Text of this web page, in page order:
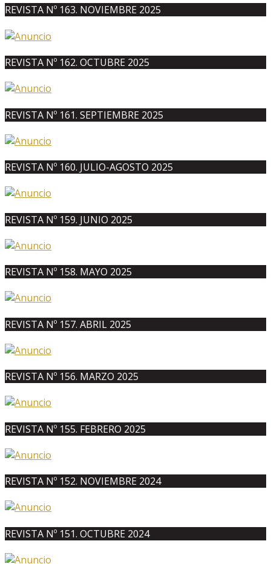
REVISTA Nº 163. NOVIEMBRE 2025
REVISTA Nº 162. OCTUBRE 2025
REVISTA Nº 161. SEPTIEMBRE 2025
REVISTA Nº 160. JULIO-AGOSTO 2025
REVISTA Nº 159. JUNIO 2025
REVISTA Nº 158. MAYO 2025
REVISTA Nº 157. ABRIL 2025
REVISTA Nº 156. MARZO 2025
REVISTA Nº 155. FEBRERO 2025
REVISTA Nº 152. NOVIEMBRE 2024
REVISTA Nº 151. OCTUBRE 2024